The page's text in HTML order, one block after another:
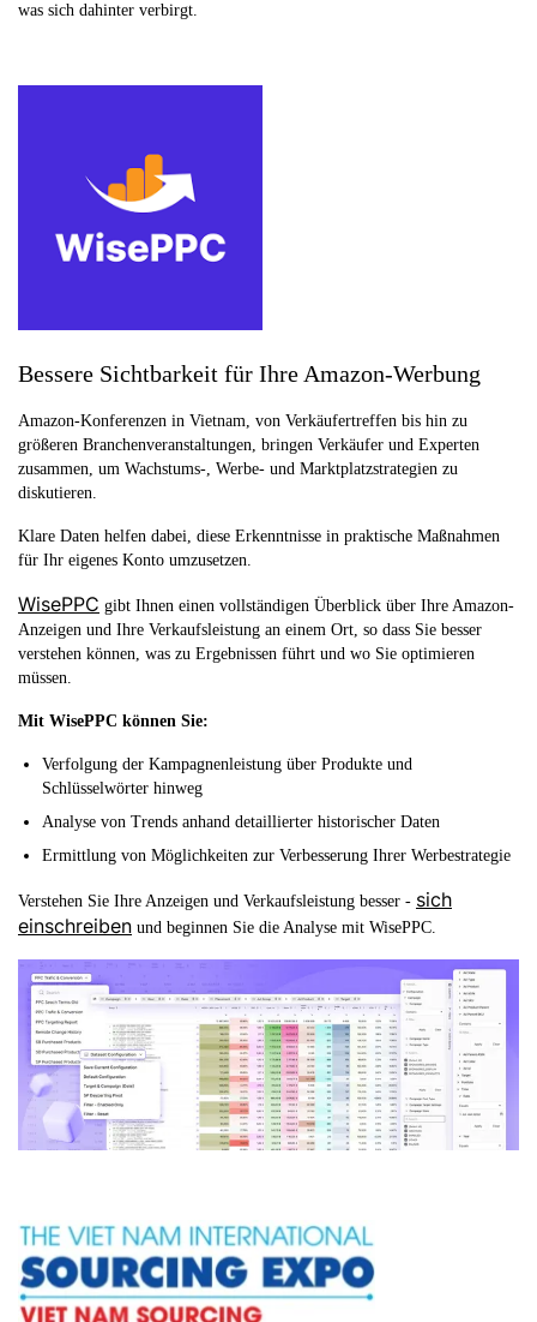
was sich dahinter verbirgt.
Bessere Sichtbarkeit für Ihre Amazon-Werbung
Amazon-Konferenzen in Vietnam, von Verkäufertreffen bis hin zu
größeren Branchenveranstaltungen, bringen Verkäufer und Experten
zusammen, um Wachstums-, Werbe- und Marktplatzstrategien zu
diskutieren.
Klare Daten helfen dabei, diese Erkenntnisse in praktische Maßnahmen
für Ihr eigenes Konto umzusetzen.
WisePPC gibt Ihnen einen vollständigen Überblick über Ihre Amazon-
Anzeigen und Ihre Verkaufsleistung an einem Ort, so dass Sie besser
verstehen können, was zu Ergebnissen führt und wo Sie optimieren
müssen.
Mit WisePPC können Sie:
Verfolgung der Kampagnenleistung über Produkte und
Schlüsselwörter hinweg
Analyse von Trends anhand detaillierter historischer Daten
Ermittlung von Möglichkeiten zur Verbesserung Ihrer Werbestrategie
Verstehen Sie Ihre Anzeigen und Verkaufsleistung besser - sich
einschreiben und beginnen Sie die Analyse mit WisePPC.